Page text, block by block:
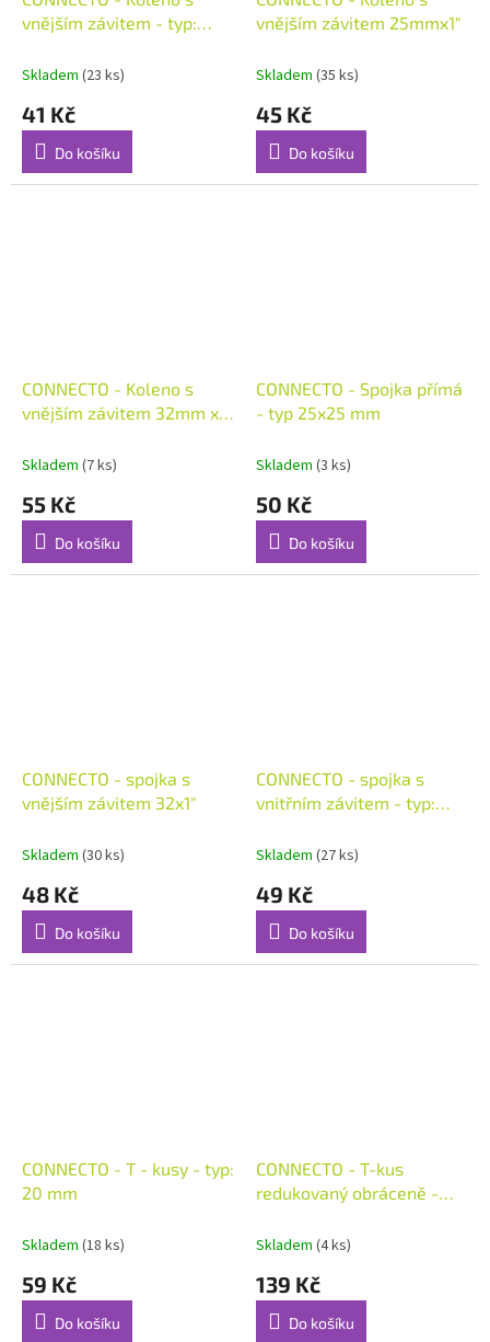
vnějším závitem - typ:
Skladem (23 ks)
41 Kč
Do košíku
vnějším závitem 25mmx1"
Skladem (35 ks)
45 Kč
Do košíku
CONNECTO - Koleno s
vnějším závitem 32mm x
Skladem (7 ks)
55 Kč
Do košíku
CONNECTO - Spojka přímá
- typ 25x25 mm
Skladem (3 ks)
50 Kč
Do košíku
CONNECTO - spojka s
vnějším závitem 32x1"
Skladem (30 ks)
48 Kč
Do košíku
CONNECTO - spojka s
vnitřním závitem - typ:
Skladem (27 ks)
49 Kč
Do košíku
CONNECTO - T - kusy - typ:
20 mm
Skladem (18 ks)
59 Kč
Do košíku
CONNECTO - T-kus
redukovaný obráceně -
Skladem (4 ks)
139 Kč
Do košíku